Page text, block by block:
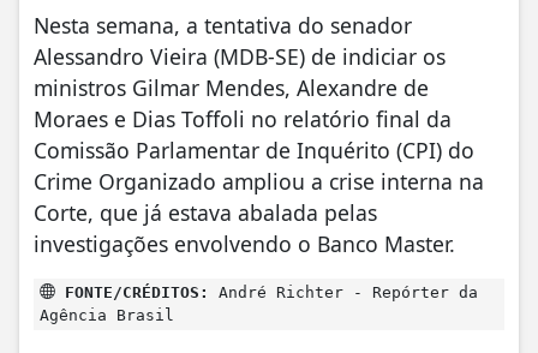
Nesta semana, a tentativa do senador
Alessandro Vieira (MDB-SE) de indiciar os
ministros Gilmar Mendes, Alexandre de
Moraes e Dias Toffoli no relatório final da
Comissão Parlamentar de Inquérito (CPI) do
Crime Organizado ampliou a crise interna na
Corte, que já estava abalada pelas
investigações envolvendo o Banco Master.
FONTE/CRÉDITOS:
André Richter - Repórter da
Agência Brasil